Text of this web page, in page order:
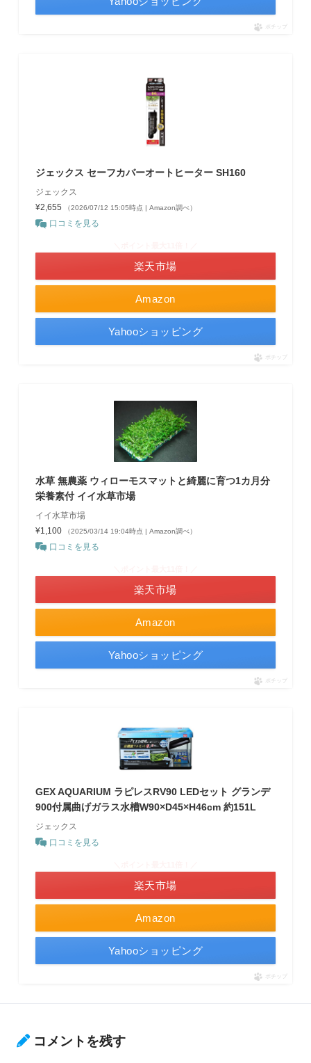
ポチップ
ジェックス セーフカバーオートヒーター SH160
ジェックス
¥2,655
（2026/07/12 15:05時点 | Amazon調べ）
口コミを見る
Amazon
楽天市場
Yahooショッピング
ポチップ
水草 無農薬 ウィローモスマットと綺麗に育つ1カ月分
栄養素付 イイ水草市場
イイ水草市場
¥1,100
（2025/03/14 19:04時点 | Amazon調べ）
口コミを見る
Amazon
楽天市場
Yahooショッピング
ポチップ
GEX AQUARIUM ラピレスRV90 LEDセット グランデ
900付属曲げガラス水槽W90×D45×H46cm 約151L
ジェックス
口コミを見る
Amazon
楽天市場
Yahooショッピング
ポチップ
コメントを残す